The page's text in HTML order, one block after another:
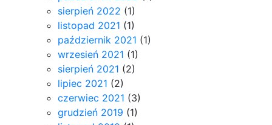
sierpień 2022 (1)
listopad 2021 (1)
październik 2021 (1)
wrzesień 2021 (1)
sierpień 2021 (2)
lipiec 2021 (2)
czerwiec 2021 (3)
grudzień 2019 (1)